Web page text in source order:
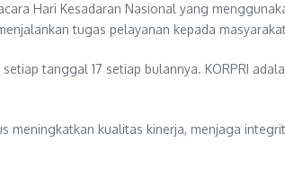
Hari Kesadaran Nasional yang
tugas pelayanan kepada
tanggal 17 setiap bulannya. KORPRI
meningkatkan kualitas kinerja, menjaga